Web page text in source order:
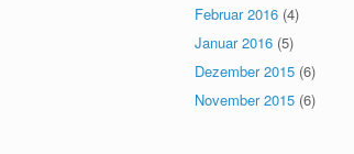
Februar 2016 (4)
Januar 2016 (5)
Dezember 2015 (6)
November 2015 (6)